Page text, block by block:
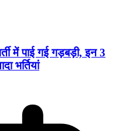
में पाई गई गड़बड़ी, इन 3
भर्तियां